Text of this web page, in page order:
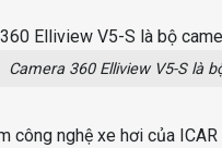
Camera 360 Elliview V5-S là
công nghệ xe hơi của